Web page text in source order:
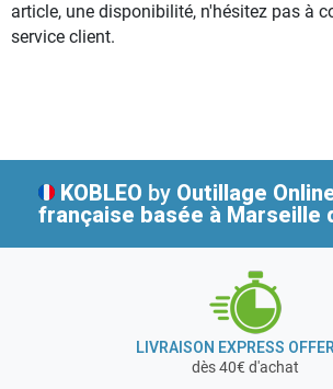
article, une disponibilité, n'hésitez pas à
service client.
KOBLEO by Outillage
française basée à Marseille
LIVRAISON EXPRESS
dès 40€ d'achat